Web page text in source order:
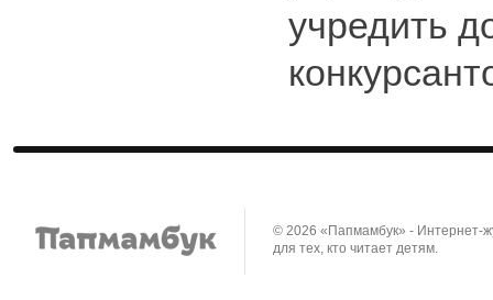
учредить
© 2026 «Папмамбук» - Интернет-
для тех, кто читает детям.